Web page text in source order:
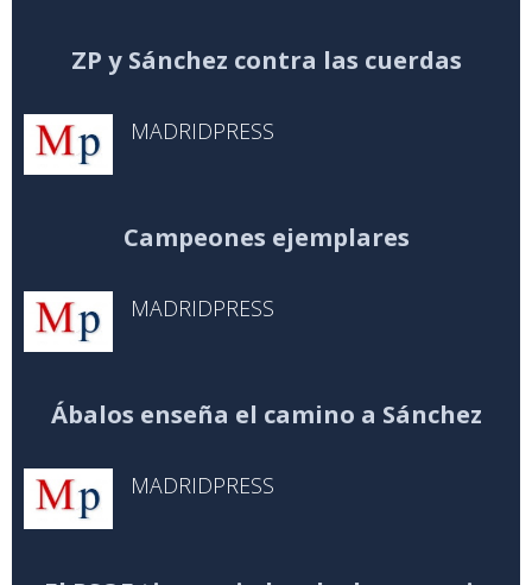
ZP y Sánchez contra las cuerdas
MADRIDPRESS
Campeones ejemplares
MADRIDPRESS
Ábalos enseña el camino a Sánchez
MADRIDPRESS